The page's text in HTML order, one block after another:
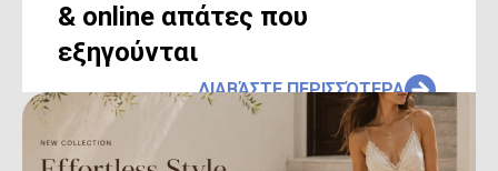
& online απάτες που
εξηγούνται
ΔΙΑΒΆΣΤΕ ΠΕΡΙΣΣΌΤΕΡΑ